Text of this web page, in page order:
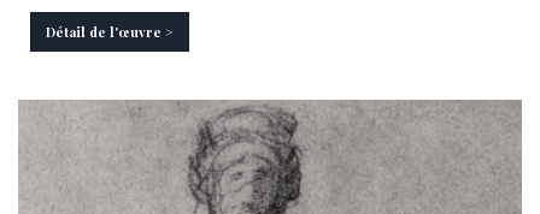
Détail de l'œuvre >